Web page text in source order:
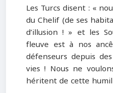
Les Turcs disent : «
du Chelif (de ses
d’illusion ! » et les
fleuve est à nos
défenseurs depuis
vies ! Nous ne
héritent de cette